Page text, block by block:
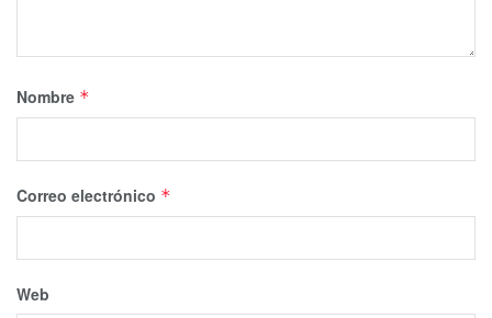
Nombre *
Correo electrónico *
Web